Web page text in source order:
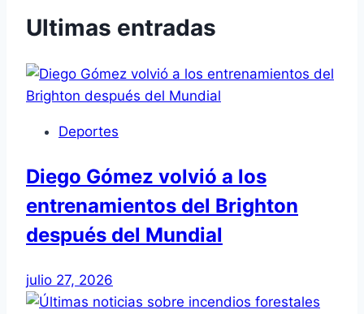
Ultimas entradas
Deportes
Diego Gómez volvió a los
entrenamientos del Brighton
después del Mundial
julio 27, 2026